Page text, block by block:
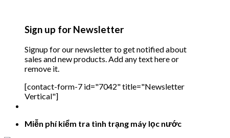
Sign up for Newsletter
Signup for our newsletter to get notified about
sales and new products. Add any text here or
remove it.
[contact-form-7 id="7042" title="Newsletter
Vertical"]
Miễn phí kiểm tra tình trạng máy lọc nước